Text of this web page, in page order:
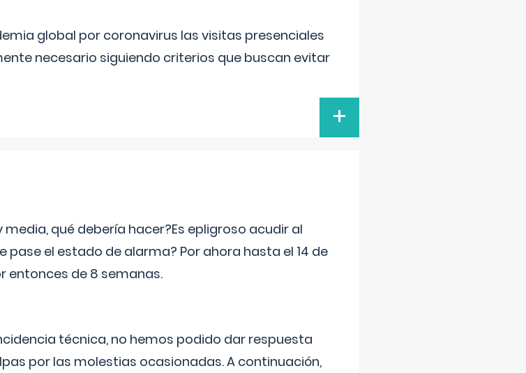
global por coronavirus las visitas presenciales
necesario siguiendo criterios que buscan evitar
+
qué debería hacer?Es epligroso acudir al
el estado de alarma? Por ahora hasta el 14 de
entonces de 8 semanas.
técnica, no hemos podido dar respuesta
por las molestias ocasionadas. A continuación,